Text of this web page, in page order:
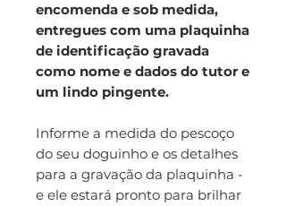
encomenda e sob medida,
entregues com uma plaquinha
de identificação gravada
como nome e dados do tutor e
um lindo pingente.
Informe a medida do pescoço
do seu doguinho e os detalhes
para a gravação da plaquinha -
e ele estará pronto para brilhar